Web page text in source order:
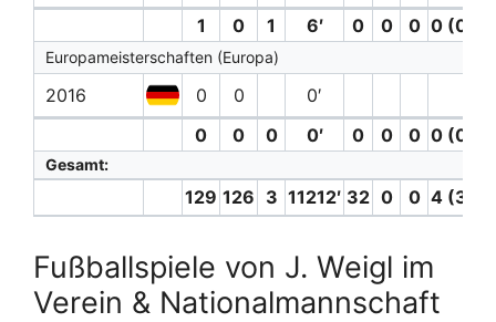
1 0 1 6′ 0 0 0 0 (0)
Europameisterschaften (Europa)
2016 0 0
0′
0
0 0 0′ 0 0 0 0 (0)
Gesamt:
129 126 3 11212′ 32 0 0 4 (3)
Fußballspiele von J. Weigl im
Verein & Nationalmannschaft